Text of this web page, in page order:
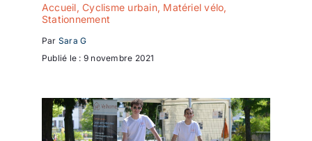
Accueil,Cyclisme urbain, Matériel vélo,
Stationnement
Par Sara G
Publié le : 9 novembre 2021